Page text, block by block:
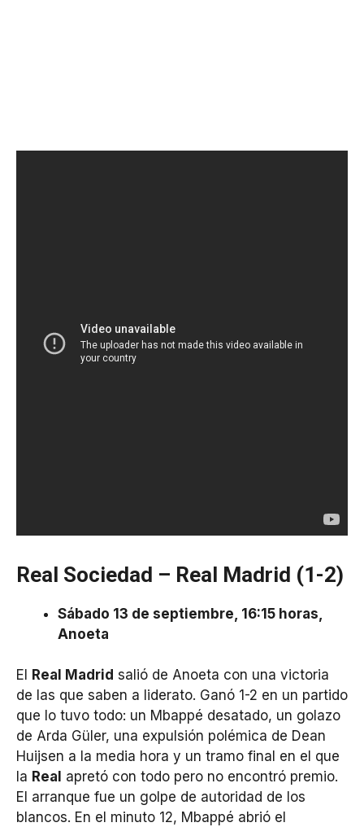
Real Sociedad – Real Madrid (1-2)
Sábado 13 de septiembre, 16:15 horas,
Anoeta
El Real Madrid salió de Anoeta con una victoria
de las que saben a liderato. Ganó 1-2 en un partido
que lo tuvo todo: un Mbappé desatado, un golazo
de Arda Güler, una expulsión polémica de Dean
Huijsen a la media hora y un tramo final en el que
la Real apretó con todo pero no encontró premio.
El arranque fue un golpe de autoridad de los
blancos. En el minuto 12, Mbappé abrió el